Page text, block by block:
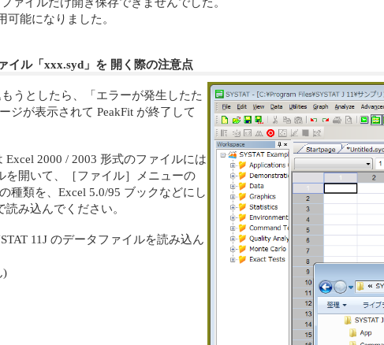
能になりました。
イル「xxx.syd」を 開く際の注意点
うとしたら、「エラーが発生したた
ジが表示されて PeakFit が終了して
2000 / 2003 形式のファイルには
を開いて、［ファイル］メニューの
種類を、Excel 5.0/95 ブックなどにし
み込んでください。
11J のデータファイルを読み込ん
)